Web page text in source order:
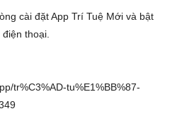
cài đặt App Trí Tuệ Mới và bật
thoại.
tr%C3%AD-tu%E1%BB%87-